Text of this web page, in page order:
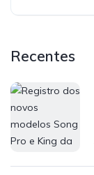
Recentes